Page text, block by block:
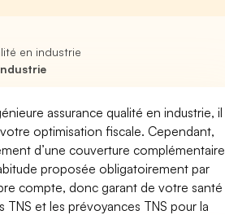
en industrie
assurance qualité en industrie, il
optimisation fiscale. Cependant,
d’une couverture complémentaire
proposée obligatoirement par
compte, donc garant de votre santé
TNS et les prévoyances TNS pour la